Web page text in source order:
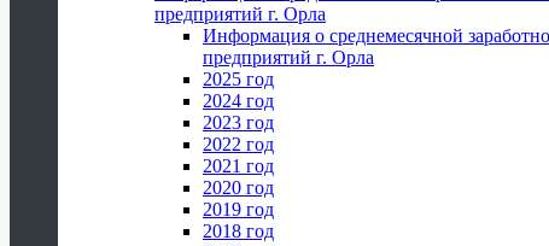
предприятий г. Орла
Информация о среднемесячной
предприятий г. Орла
2025 год
2024 год
2023 год
2022 год
2021 год
2020 год
2019 год
2018 год